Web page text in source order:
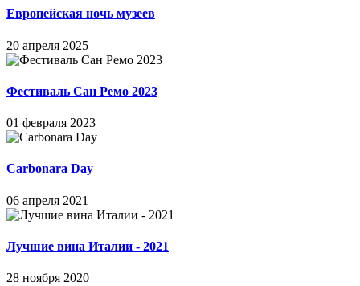
Европейская ночь музеев
20 апреля 2025
Фестиваль Сан Ремо 2023
01 февраля 2023
Carbonara Day
06 апреля 2021
Лучшие вина Италии - 2021
28 ноября 2020